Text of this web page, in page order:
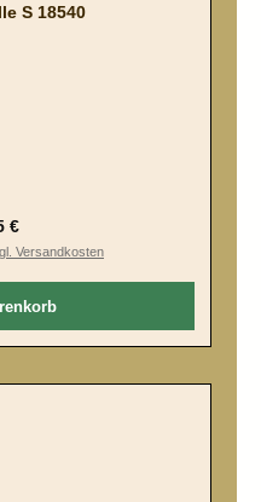
S 18540
Preis:
€
Versandkosten